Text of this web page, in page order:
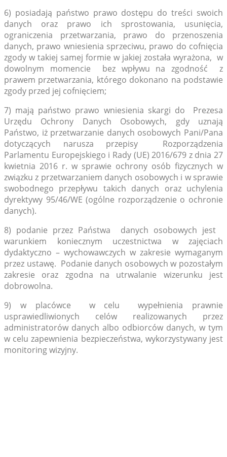
6) posiadają państwo prawo dostępu do treści swoich
danych oraz prawo ich sprostowania, usunięcia,
ograniczenia przetwarzania, prawo do przenoszenia
danych, prawo wniesienia sprzeciwu, prawo do cofnięcia
zgody w takiej samej formie w jakiej została wyrażona, w
dowolnym momencie bez wpływu na zgodność z
prawem przetwarzania, którego dokonano na podstawie
zgody przed jej cofnięciem;
7) mają państwo prawo wniesienia skargi do Prezesa
Urzędu Ochrony Danych Osobowych, gdy uznają
Państwo, iż przetwarzanie danych osobowych Pani/Pana
dotyczących narusza przepisy Rozporządzenia
Parlamentu Europejskiego i Rady (UE) 2016/679 z dnia 27
kwietnia 2016 r. w sprawie ochrony osób fizycznych w
związku z przetwarzaniem danych osobowych i w sprawie
swobodnego przepływu takich danych oraz uchylenia
dyrektywy 95/46/WE (ogólne rozporządzenie o ochronie
danych).
8) podanie przez Państwa danych osobowych jest
warunkiem koniecznym uczestnictwa w zajęciach
dydaktyczno – wychowawczych w zakresie wymaganym
przez ustawę. Podanie danych osobowych w pozostałym
zakresie oraz zgodna na utrwalanie wizerunku jest
dobrowolna.
9) w placówce w celu wypełnienia prawnie
usprawiedliwionych celów realizowanych przez
administratorów danych albo odbiorców danych, w tym
w celu zapewnienia bezpieczeństwa, wykorzystywany jest
monitoring wizyjny.